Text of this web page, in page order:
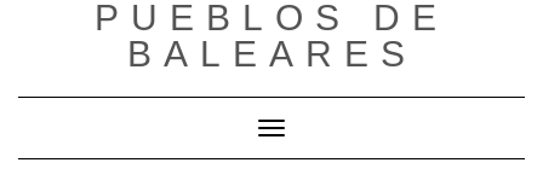
PUEBLOS DE
BALEARES
Cambiar modo de navegación